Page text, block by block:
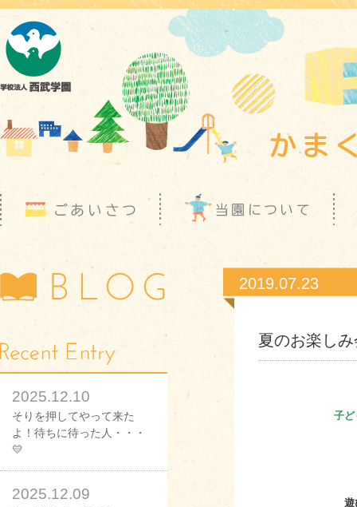
2025.12.10
そりを押してやって来た
よ！待ちに待った人・・・
💛
2025.12.09
2019.07.23
夏のお楽し
子ど
遊